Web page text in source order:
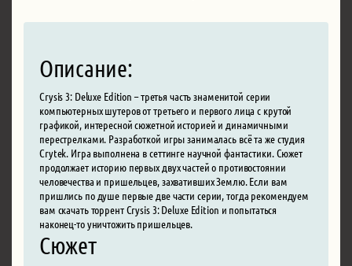
Описание:
Crysis 3: Deluxe Edition – третья часть знаменитой серии
компьютерных шутеров от третьего и первого лица с крутой
графикой, интересной сюжетной историей и динамичными
перестрелками. Разработкой игры занималась всё та же студия
Crytek. Игра выполнена в сеттинге научной фантастики. Сюжет
продолжает историю первых двух частей о противостоянии
человечества и пришельцев, захвативших Землю. Если вам
пришлись по душе первые две части серии, тогда рекомендуем
вам скачать торрент Crysis 3: Deluxe Edition и попытаться
наконец-то уничтожить пришельцев.
Сюжет